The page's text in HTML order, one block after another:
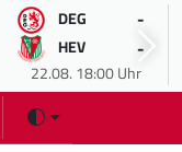
DEG -
HEV -
22.08. 18:00 Uhr